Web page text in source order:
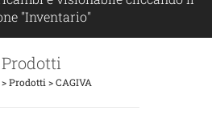
"Inventario"
Prodotti
Prodotti >CAGIVA